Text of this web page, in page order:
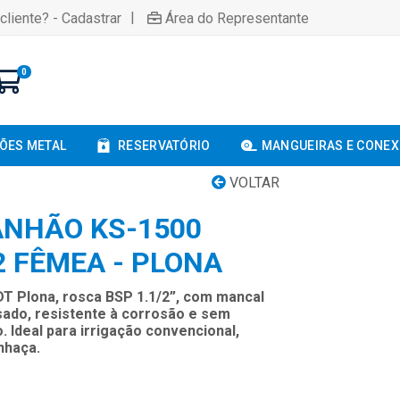
- Cadastrar | Área do Representante
0
METAL RESERVATÓRIO MANGUEIRAS E
VOLTAR
KS-1500
FÊMEA - PLONA
Plona, rosca BSP 1.1/2”, com mancal
resistente à corrosão e sem
Ideal para irrigação convencional,